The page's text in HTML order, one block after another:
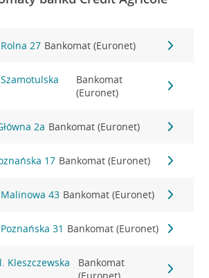
27 Bankomat (Euronet)
Bankomat
(Euronet)
2a Bankomat (Euronet)
17 Bankomat (Euronet)
43 Bankomat (Euronet)
31 Bankomat (Euronet)
Kleszczewska
Bankomat